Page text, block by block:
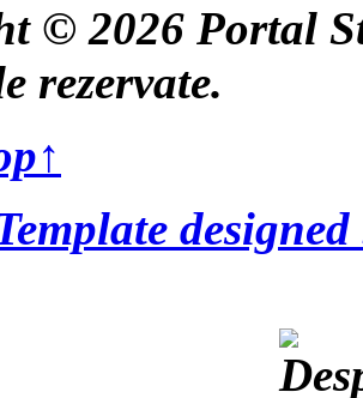
© 2026 Portal
rezervate.
↑